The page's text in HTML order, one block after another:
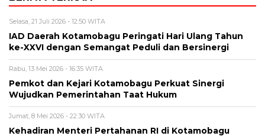
Selasa, 21 Juli 2026 - 12:50 WITA
IAD Daerah Kotamobagu Peringati Hari Ulang Tahun
ke-XXVI dengan Semangat Peduli dan Bersinergi
Rabu, 13 Mei 2026 - 16:35 WITA
Pemkot dan Kejari Kotamobagu Perkuat Sinergi
Wujudkan Pemerintahan Taat Hukum
Jumat, 8 Mei 2026 - 22:30 WITA
Kehadiran Menteri Pertahanan RI di Kotamobagu